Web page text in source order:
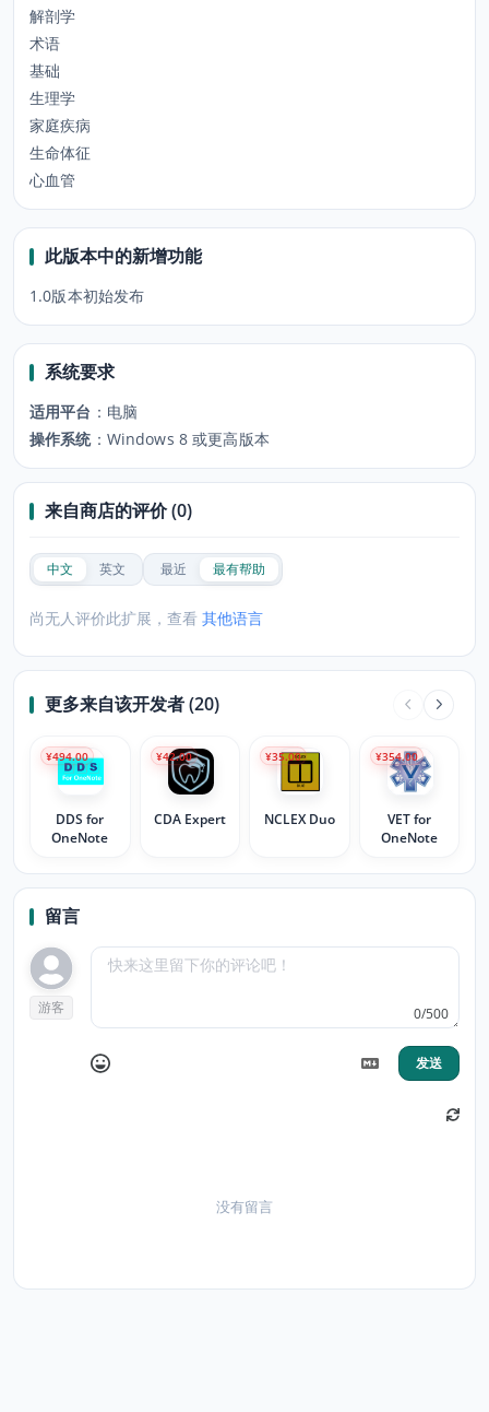
解剖学
术语
基础
生理学
家庭疾病
生命体征
心血管
此版本中的新增功能
1.0版本初始发布
系统要求
适用平台 ： 电脑
操作系统： Windows 8 或更高版本
来自商店的评价 (0)
中文 英文 最近 最有帮助
尚无人评价此扩展，查看 其他语言
更多来自该开发者 (20)
DDS for
OneNote
¥494.00
CDA Expert
¥42.00
NCLEX Duo
¥35.00
VET for
OneNote
¥354.00
留言
游客 0/500
发送
没有留言